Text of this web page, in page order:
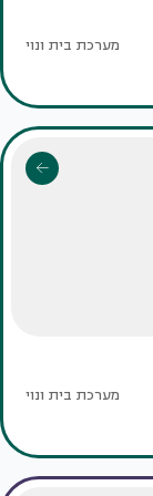
מערכת בית ונוי
מערכת בית ונוי